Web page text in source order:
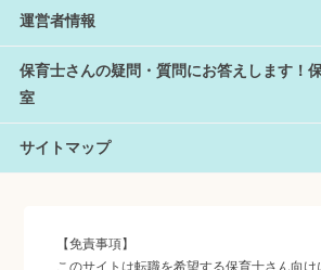
運営者情報
保育士さんの疑問・質問にお答えします！
室
サイトマップ
【免責事項】